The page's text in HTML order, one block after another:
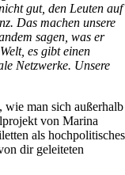
gut, den Leuten auf
Das machen unsere
sagen, was er
es gibt einen
Netzwerke. Unsere
wie man sich außerhalb
von Marina
als hochpolitisches
dir geleiteten